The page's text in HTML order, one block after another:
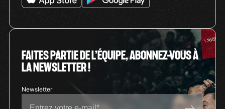
FAITES PARTIE DE L’ÉQUIPE, ABONNEZ-VOUS À
LA NEWSLETTER !